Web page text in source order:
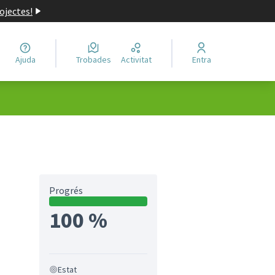
Ajuda Trobades Activitat Entra
Progrés
100 %
Estat